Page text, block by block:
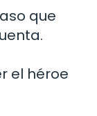
que
el héroe